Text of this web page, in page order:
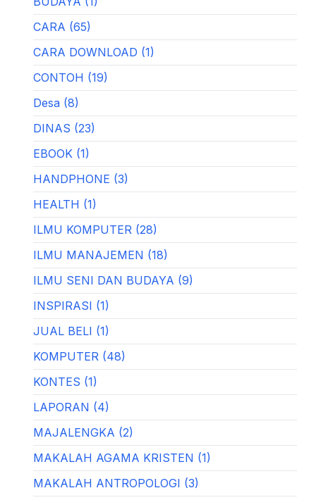
CARA (65)
CARA DOWNLOAD (1)
CONTOH (19)
Desa (8)
DINAS (23)
EBOOK (1)
HANDPHONE (3)
HEALTH (1)
ILMU KOMPUTER (28)
ILMU MANAJEMEN (18)
ILMU SENI DAN BUDAYA (9)
INSPIRASI (1)
JUAL BELI (1)
KOMPUTER (48)
KONTES (1)
LAPORAN (4)
MAJALENGKA (2)
MAKALAH AGAMA KRISTEN (1)
MAKALAH ANTROPOLOGI (3)